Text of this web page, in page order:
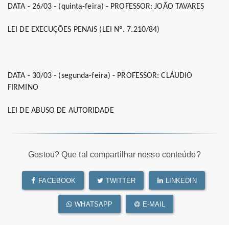
DATA - 26/03 - (quinta-feira) - PROFESSOR: JOÃO TAVARES
LEI DE EXECUÇÕES PENAIS (LEI Nº. 7.210/84)
DATA - 30/03 - (segunda-feira) - PROFESSOR: CLÁUDIO
FIRMINO
LEI DE ABUSO DE AUTORIDADE
Gostou? Que tal compartilhar nosso conteúdo?
FACEBOOK TWITTER LINKEDIN
WHATSAPP E-MAIL